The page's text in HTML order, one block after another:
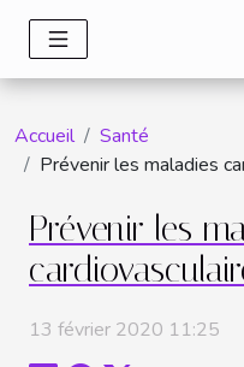
Accueil
Santé
Prévenir les maladies
Prévenir les
13 février 2020 11:25